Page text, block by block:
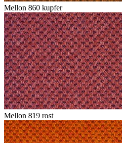
Mellon 860 kupfer
Mellon 819 rost